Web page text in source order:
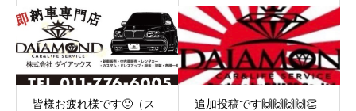
皆様お疲れ様です🙂（ス
追加投稿です🙌🙌🙌🙌👏